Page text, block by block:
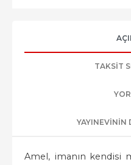
TAKSIT
YAYINEVININ
Amel, imanın kendisi